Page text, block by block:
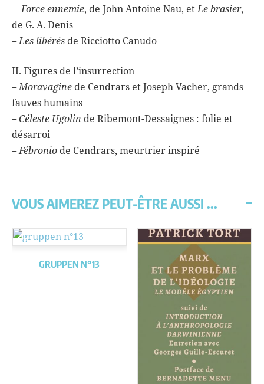
Force ennemie, de John Antoine Nau, etLe brasier,
de G. A. Denis
– Les libérés de Ricciotto Canudo
II. Figures de l’insurrection
– Moravagine de Cendrars et Joseph Vacher, grands
fauves humains
– Céleste Ugolin de Ribemont-Dessaignes : folie et
désarroi
– Fébronio de Cendrars, meurtrier inspiré
VOUS AIMEREZ PEUT-ÊTRE AUSSI ...
GRUPPEN N°13